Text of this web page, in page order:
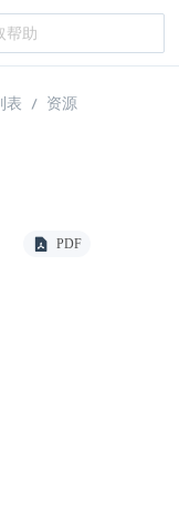
表
资源
PDF